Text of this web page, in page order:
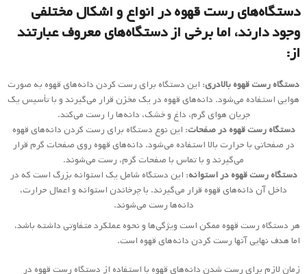
دستگاه‌های رست قهوه در انواع و اشکال مختلفی
وجود دارند، اما برخی از دستگاه‌های معروف عبارتند
از:
دستگاه رست قهوه بالادری: این دستگاه برای رست کردن دانه‌های قهوه به صورت
هوایی استفاده می‌شود. دانه‌های قهوه در یک مخزن قرار می‌گیرند و با تأسیس یک
جریان هوای گرم، داغ و خشک، دانه‌ها را رست می‌کند.
دستگاه رست قهوه در صفحات: این نوع دستگاه برای رست کردن دانه‌های قهوه
در صفحاتی با حرارت بالا استفاده می‌شود. دانه‌های قهوه روی صفحات گرم قرار
می‌گیرند و با تماس با صفحات گرم، رست می‌شوند.
دستگاه رست قهوه در استوانه: این دستگاه شامل یک استوانه بزرگ است که در
داخل آن دانه‌های قهوه قرار می‌گیرند. با چرخاندن استوانه و اعمال حرارت،
دانه‌ها رست می‌شوند.
هر دستگاه رست قهوه ممکن است ویژگی‌ها و نحوه عملکرد متفاوتی داشته باشد،
اما هدف نهایی آنها رست کردن دانه‌های قهوه است.
زمان لازم برای رست شدن دانه‌های قهوه با استفاده از دستگاه رست قهوه در